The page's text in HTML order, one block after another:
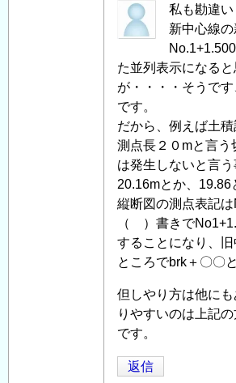
soyusa
に
る
「 Re:
測
量
中
心
線」
へ
の
返
信
私も勘違い
新中心線の
た並列表示になる
が・・・・そうで
です。
だから、例えば土積
測点長２０mと言う
は発生しないと言う
20.16mとか、19.86
縦断図の測点表記
（ ）書きで
することになり、
ところでbrk＋〇〇
但しやり方は他に
りやすいのは上記
です。
返信